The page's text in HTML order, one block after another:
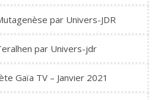
par Univers-JDR
par Univers-jdr
Gaïa TV – Janvier 2021